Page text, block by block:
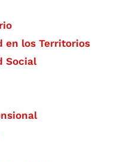
en los Territorios
Social